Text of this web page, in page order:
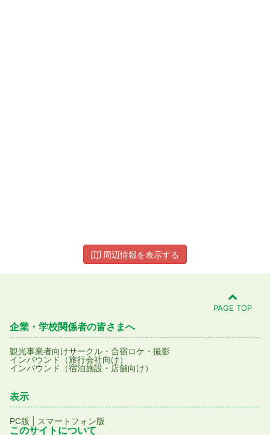
周辺情報を表示する
PAGE TOP
企業・学校関係者の皆さまへ
観光事業者向けサークル・合宿ロケ・撮影
インバウンド（旅行会社向け）
インバウンド（宿泊施設・店舗向け）
表示
PC版 スマートフォン版
このサイトについて